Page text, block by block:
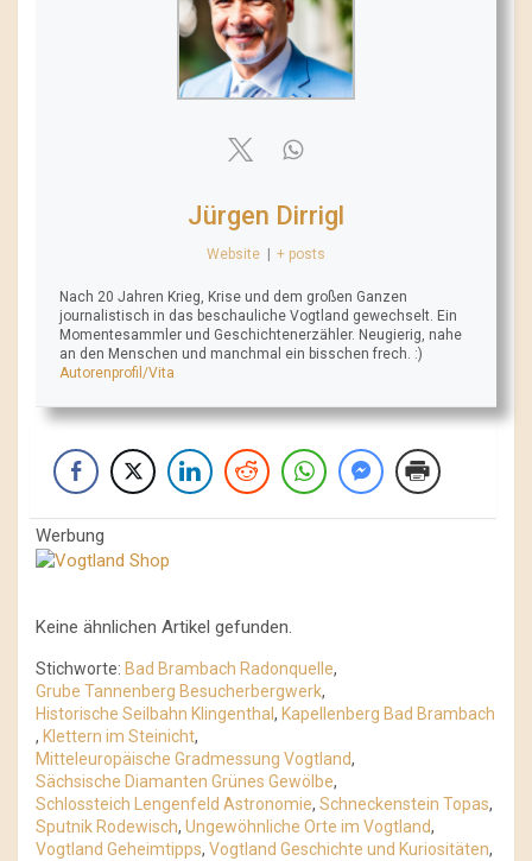
Jürgen Dirrigl
Website + posts
Nach 20 Jahren Krieg, Krise und dem großen Ganzen
journalistisch in das beschauliche Vogtland gewechselt. Ein
Momentesammler und Geschichtenerzähler. Neugierig, nahe
an den Menschen und manchmal ein bisschen frech. :)
Autorenprofil/Vita
Werbung
Keine ähnlichen Artikel gefunden.
Stichworte: Bad Brambach Radonquelle,
Grube Tannenberg Besucherbergwerk,
Historische Seilbahn Klingenthal, Kapellenberg Bad Brambach
, Klettern im Steinicht,
Mitteleuropäische Gradmessung Vogtland,
Sächsische Diamanten Grünes Gewölbe,
Schlossteich Lengenfeld Astronomie, Schneckenstein Topas,
Sputnik Rodewisch, Ungewöhnliche Orte im Vogtland,
Vogtland Geheimtipps, Vogtland Geschichte und Kuriositäten,